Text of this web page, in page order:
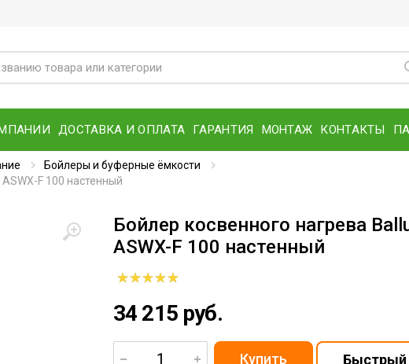
ДОСТАВКА И ОПЛАТА ГАРАНТИЯ МОНТАЖ КОНТАКТЫ
Бойлеры и буферные ёмкости
F 100 настенный
Бойлер косвенного нагрева
ASWX-F 100 настенный
34 215 руб.